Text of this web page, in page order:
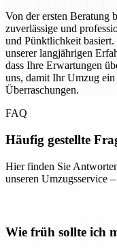
Von der ersten Beratung
zuverlässige und
und Pünktlichkeit
unserer langjährigen
dass Ihre Erwartungen
uns, damit Ihr Umzug
Überraschungen.
FAQ
Häufig gestellte
Hier finden Sie
unseren Umzugsservice
Wie früh sollte ich